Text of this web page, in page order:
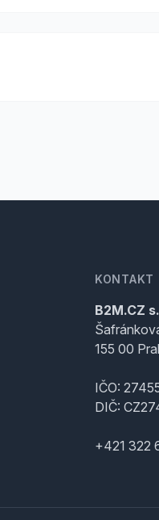
KONTAKT
B2M.CZ
155 00
IČO:
DIČ:
+421 322